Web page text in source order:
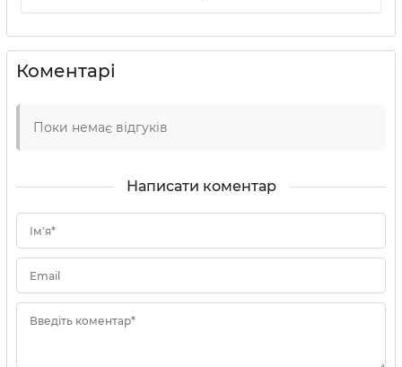
Коментарі
Поки немає відгуків
Написати коментар
Ім'я*
Email
Введіть коментар*